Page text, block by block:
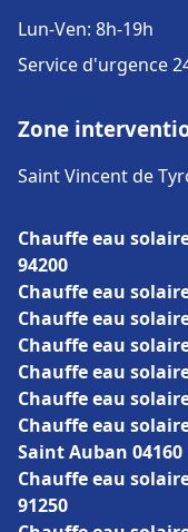
Lun-Ven: 8h-19h
Service d'urgence
Zone
Saint Vincent de
Chauffe eau
94200
Chauffe eau
Chauffe eau
Chauffe eau
Chauffe eau
Chauffe eau
Chauffe eau
Saint Auban 04160
Chauffe eau
91250